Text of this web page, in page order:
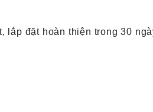
lắp đặt hoàn thiện trong 30